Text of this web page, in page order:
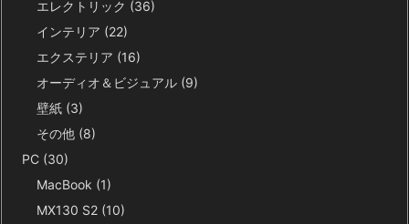
エレクトリック (36)
インテリア (22)
エクステリア (16)
オーディオ＆ビジュアル (9)
壁紙 (3)
その他 (8)
PC (30)
MacBook (1)
MX130 S2 (10)